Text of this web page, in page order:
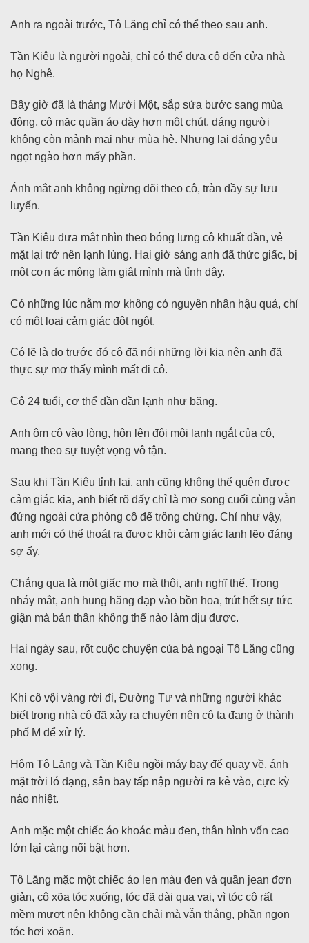
Anh ra ngoài trước, Tô Lăng chỉ có thể theo sau anh.
Tần Kiêu là người ngoài, chỉ có thể đưa cô đến cửa nhà
họ Nghê.
Bây giờ đã là tháng Mười Một, sắp sửa bước sang mùa
đông, cô mặc quần áo dày hơn một chút, dáng người
không còn mảnh mai như mùa hè. Nhưng lại đáng yêu
ngọt ngào hơn mấy phần.
Ánh mắt anh không ngừng dõi theo cô, tràn đầy sự lưu
luyến.
Tần Kiêu đưa mắt nhìn theo bóng lưng cô khuất dần, vẻ
mặt lại trở nên lạnh lùng. Hai giờ sáng anh đã thức giấc, bị
một cơn ác mộng làm giật mình mà tỉnh dậy.
Có những lúc nằm mơ không có nguyên nhân hậu quả, chỉ
có một loại cảm giác đột ngột.
Có lẽ là do trước đó cô đã nói những lời kia nên anh đã
thực sự mơ thấy mình mất đi cô.
Cô 24 tuổi, cơ thể dần dần lạnh như băng.
Anh ôm cô vào lòng, hôn lên đôi môi lạnh ngắt của cô,
mang theo sự tuyệt vọng vô tận.
Sau khi Tần Kiêu tỉnh lại, anh cũng không thể quên được
cảm giác kia, anh biết rõ đấy chỉ là mơ song cuối cùng vẫn
đứng ngoài cửa phòng cô để trông chừng. Chỉ như vậy,
anh mới có thể thoát ra được khỏi cảm giác lạnh lẽo đáng
sợ ấy.
Chẳng qua là một giấc mơ mà thôi, anh nghĩ thế. Trong
nháy mắt, anh hung hăng đạp vào bồn hoa, trút hết sự tức
giận mà bản thân không thể nào làm dịu được.
Hai ngày sau, rốt cuộc chuyện của bà ngoại Tô Lăng cũng
xong.
Khi cô vội vàng rời đi, Đường Tư và những người khác
biết trong nhà cô đã xảy ra chuyện nên cô ta đang ở thành
phố M để xử lý.
Hôm Tô Lăng và Tần Kiêu ngồi máy bay để quay về, ánh
mặt trời ló dạng, sân bay tấp nập người ra kẻ vào, cực kỳ
náo nhiệt.
Anh mặc một chiếc áo khoác màu đen, thân hình vốn cao
lớn lại càng nổi bật hơn.
Tô Lăng mặc một chiếc áo len màu đen và quần jean đơn
giản, cô xõa tóc xuống, tóc đã dài qua vai, vì tóc cô rất
mềm mượt nên không cần chải mà vẫn thẳng, phần ngọn
tóc hơi xoăn.